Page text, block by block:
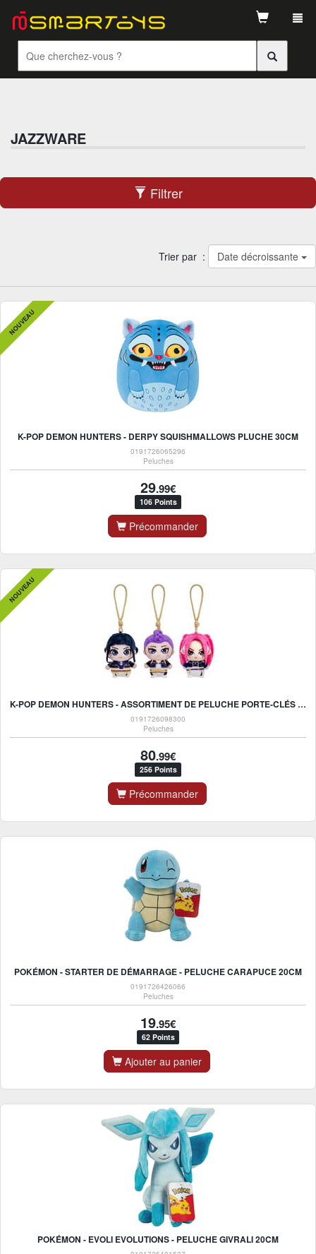
JAZZWARE
Filtrer
Trier par : Date décroissante
K-POP DEMON HUNTERS - DERPY SQUISHMALLOWS PLUCHE 30CM
0191726065296
Peluches
29.99€
106 Points
Précommander
NOUVEAU
K-POP DEMON HUNTERS - ASSORTIMENT DE PELUCHE PORTE-CLÉS 10CM (9 PCS)
0191726098300
Peluches
80.99€
256 Points
Précommander
NOUVEAU
POKÉMON - STARTER DE DÉMARRAGE - PELUCHE CARAPUCE 20CM
0191726426066
Peluches
19.95€
62 Points
Ajouter au panier
POKÉMON - EVOLI EVOLUTIONS - PELUCHE GIVRALI 20CM